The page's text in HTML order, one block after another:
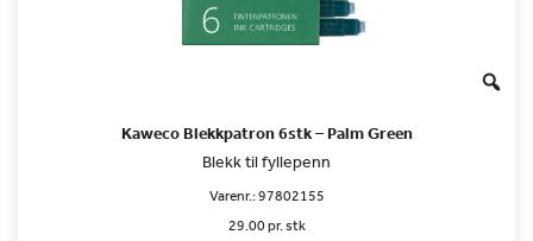
Kaweco Blekkpatron 6stk – Palm Green
Blekk til fyllepenn
Varenr.:97802155
29.00 pr. stk